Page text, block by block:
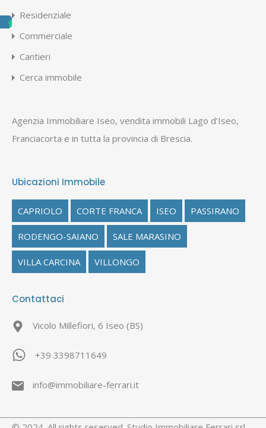
Residenziale
Commerciale
Cantieri
Cerca immobile
Agenzia Immobiliare Iseo, vendita immobili Lago d’Iseo,
Franciacorta e in tutta la provincia di Brescia.
Ubicazioni Immobile
CAPRIOLO CORTE FRANCA ISEO PASSIRANO
RODENGO-SAIANO SALE MARASINO
VILLA CARCINA VILLONGO
Contattaci
Vicolo Millefiori, 6 Iseo (BS)
+39 3398711649
info@immobiliare-ferrari.it